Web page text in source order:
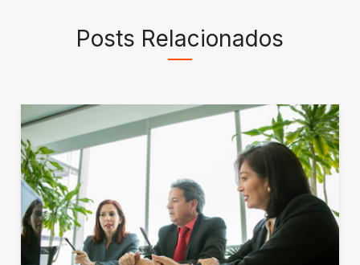
Posts Relacionados